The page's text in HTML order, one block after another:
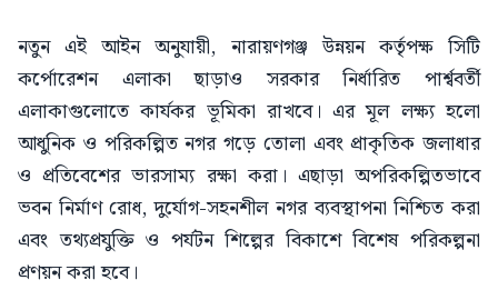
নতুন এই আইন অনুযায়ী, নারায়ণগঞ্জ উন্নয়ন কর্তৃপক্ষ সিটি
কর্পোরেশন এলাকা ছাড়াও সরকার নির্ধারিত পার্শ্ববর্তী
এলাকাগুলোতে কার্যকর ভূমিকা রাখবে। এর মূল লক্ষ্য হলো
আধুনিক ও পরিকল্পিত নগর গড়ে তোলা এবং প্রাকৃতিক জলাধার
ও প্রতিবেশের ভারসাম্য রক্ষা করা। এছাড়া অপরিকল্পিতভাবে
ভবন নির্মাণ রোধ, দুর্যোগ-সহনশীল নগর ব্যবস্থাপনা নিশ্চিত করা
এবং তথ্যপ্রযুক্তি ও পর্যটন শিল্পের বিকাশে বিশেষ পরিকল্পনা
প্রণয়ন করা হবে।